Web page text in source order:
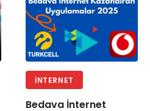
İNTERNET
Bedava İnternet